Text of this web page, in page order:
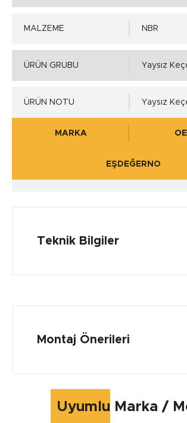
MALZEME NBR
ÜRÜN GRUBU Yaysız
ÜRÜN NOTU Yaysız
MARKA
EŞDEĞERNO
Teknik Bilgiler
Çalışma Sıcaklığı max.
Montaj Önerileri
Uyumlu Marka /